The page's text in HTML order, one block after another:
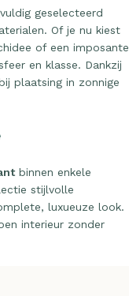
geselecteerd
Of je nu kiest
of een imposante
en klasse. Dankzij
plaatsing in zonnige
binnen enkele
stijlvolle
luxueuze look.
interieur zonder